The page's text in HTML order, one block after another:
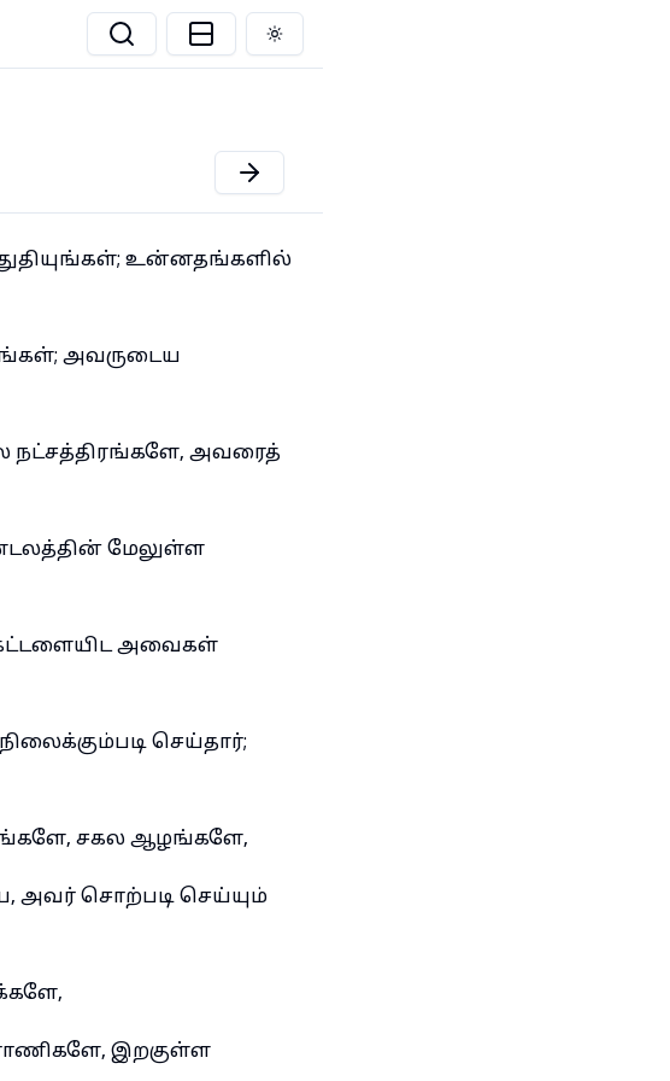
Toggle theme
உன்னதங்களில்
அவருடைய
நட்சத்திரங்களே, அவரைத்
மேலுள்ள
அவைகள்
செய்தார்;
சகல ஆழங்களே,
அவர் சொற்படி செய்யும்
இறகுள்ள